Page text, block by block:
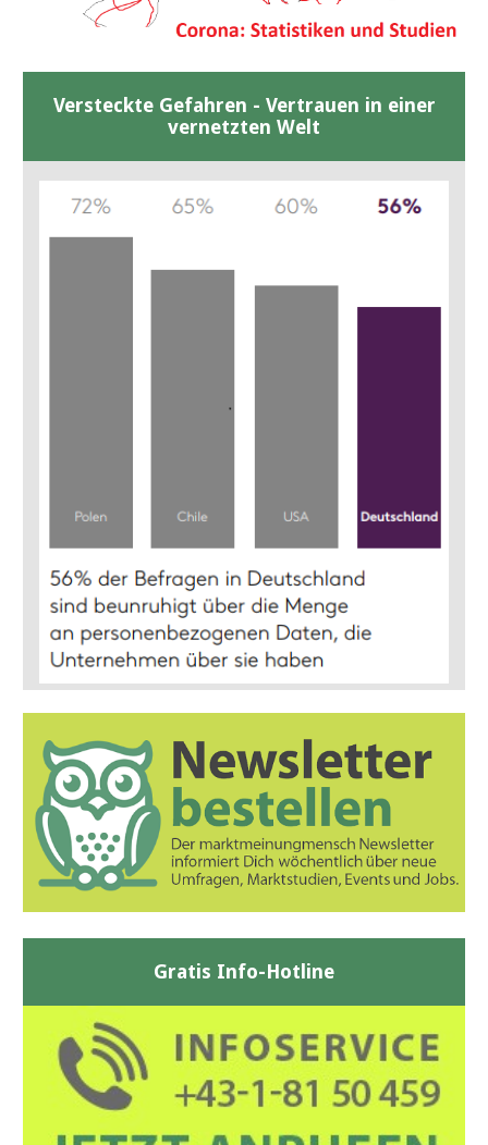
Versteckte Gefahren - Vertrauen in einer
vernetzten Welt
Gratis Info-Hotline